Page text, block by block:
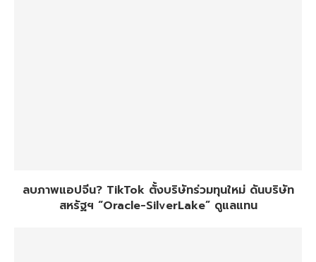
ลบภาพแอปจีน? TikTok ตั้งบริษัทร่วมทุนใหม่ ดันบริษัท
สหรัฐฯ “Oracle-SilverLake” ดูแลแทน